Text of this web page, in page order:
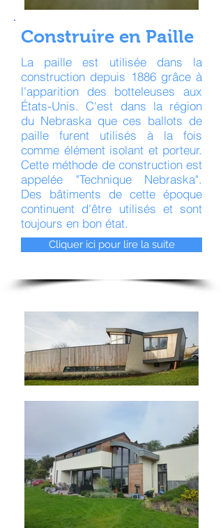
Construire en Paille
La paille est utilisée dans la
construction depuis 1886 grâce à
l'apparition des botteleuses aux
États-Unis. C'est dans la région
du Nebraska que ces ballots de
paille furent utilisés à la fois
comme élément isolant et porteur.
Cette méthode de construction est
appelée "Technique Nebraska".
Des bâtiments de cette époque
continuent d'être utilisés et sont
toujours en bon état.
Cliquer ici pour lire la suite